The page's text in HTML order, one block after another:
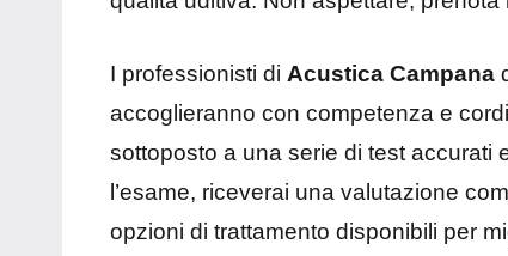
I professionisti di Acustica Campana
accoglieranno con competenza e
sottoposto a una serie di test accurati
l’esame, riceverai una valutazione
opzioni di trattamento disponibili per